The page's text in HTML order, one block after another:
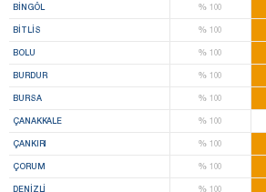
BINGÖL %100
BITLIS %100
BOLU %100
BURDUR %100
BURSA %100
ÇANAKKALE %100
ÇANKIRI %100
ÇORUM %100
DENIZLI %100